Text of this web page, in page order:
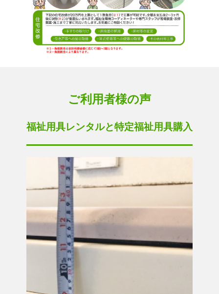
ご利用者様の声
福祉用具レンタルと特定福祉用具購入